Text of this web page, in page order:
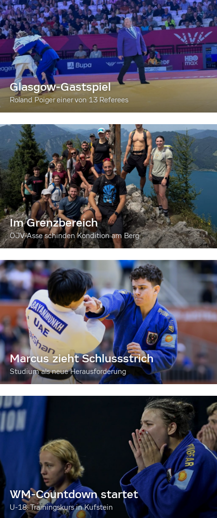
Glasgow-Gastspiel
Roland Poiger einer von 13 Referees
Im Grenzbereich
ÖJV-Asse schinden Kondition am Berg
Marcus zieht Schlussstrich
Studium als neue Herausforderung
WM-Countdown startet
U-18: Trainingskurs in Kufstein